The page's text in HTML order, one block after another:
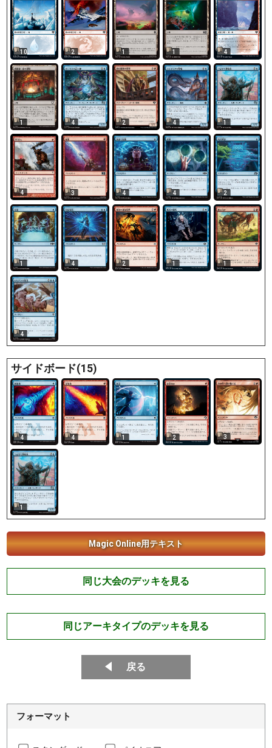
10 2 1 1 4
1 4 2 4 1
4 3 4 4 2
1 4 2 1 1
4
サイドボード(15)
4 4 1 2 3
1
Magic Online用テキスト
同じ大会のデッキを見る
同じアーキタイプのデッキを見る
戻る
フォーマット